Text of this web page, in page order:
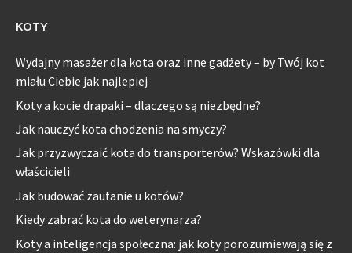
KOTY
Wydajny masażer dla kota oraz inne gadżety – by Twój kot
miału Ciebie jak najlepiej
Koty a kocie drapaki – dlaczego są niezbędne?
Jak nauczyć kota chodzenia na smyczy?
Jak przyzwyczaić kota do transporterów? Wskazówki dla
właścicieli
Jak budować zaufanie u kotów?
Kiedy zabrać kota do weterynarza?
Koty a inteligencja społeczna: jak koty porozumiewają się z